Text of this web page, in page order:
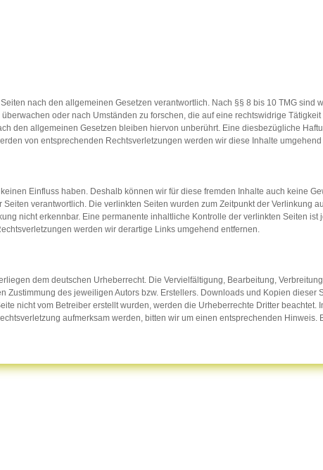
nach den allgemeinen Gesetzen verantwortlich. Nach §§ 8 bis 10 TMG sind
oder nach Umständen zu forschen, die auf eine rechtswidrige
den allgemeinen Gesetzen bleiben hiervon unberührt. Eine diesbezügliche
von entsprechenden Rechtsverletzungen werden wir diese Inhalte
Einfluss haben. Deshalb können wir für diese fremden Inhalte auch keine
verantwortlich. Die verlinkten Seiten wurden zum Zeitpunkt der Verlinkung
nicht erkennbar. Eine permanente inhaltliche Kontrolle der verlinkten Seiten ist
werden wir derartige Links umgehend entfernen.
dem deutschen Urheberrecht. Die Vervielfältigung, Bearbeitung,
des jeweiligen Autors bzw. Erstellers. Downloads und Kopien dieser
nicht vom Betreiber erstellt wurden, werden die Urheberrechte Dritter beachtet.
aufmerksam werden, bitten wir um einen entsprechenden Hinweis.